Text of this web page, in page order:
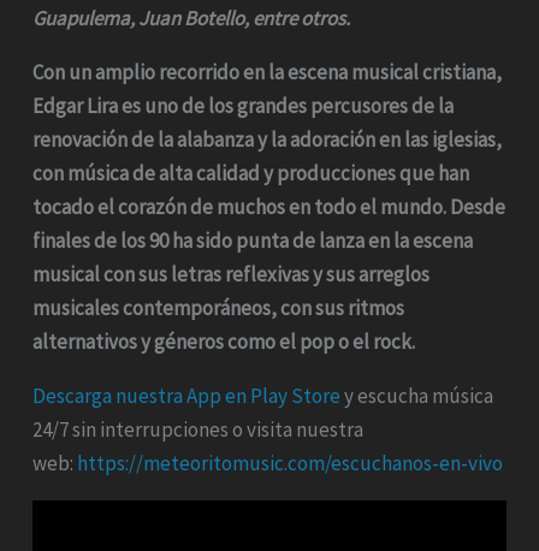
Guapulema, Juan Botello, entre otros.
Con un amplio recorrido en la escena musical cristiana,
Edgar Lira es uno de los grandes percusores de la
renovación de la alabanza y la adoración en las iglesias,
con música de alta calidad y producciones que han
tocado el corazón de muchos en todo el mundo. Desde
finales de los 90 ha sido punta de lanza en la escena
musical con sus letras reflexivas y sus arreglos
musicales contemporáneos, con sus ritmos
alternativos y géneros como el pop o el rock.
Descarga nuestra App en Play Storey escucha música
24/7 sin interrupciones o visita nuestra
web: https://meteoritomusic.com/escuchanos-en-vivo